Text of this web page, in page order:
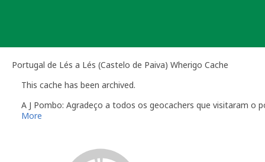
Portugal de Lés a Lés (Castelo de Paiva) Wherigo Cache
This cache has been archived.
A J Pombo: Agradeço a todos os geocachers que visitaram
More